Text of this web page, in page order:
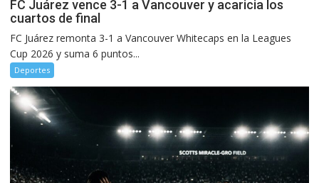
FC Juárez vence 3-1 a Vancouver y acaricia los
cuartos de final
FC Juárez remonta 3-1 a Vancouver Whitecaps en la Leagues
Cup 2026 y suma 6 puntos...
Deportes